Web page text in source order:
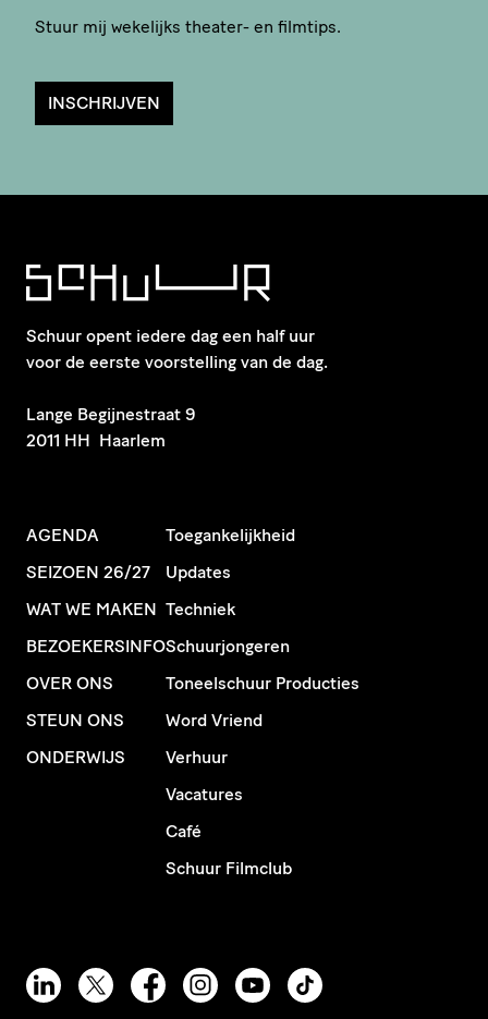
Stuur mij wekelijks theater- en filmtips.
INSCHRIJVEN
Schuur opent iedere dag een half uur
voor de eerste voorstelling van de dag.
​Lange Begijnestraat 9
2011 HH Haarlem
AGENDA
SEIZOEN 26/27
WAT WE MAKEN
BEZOEKERSINFO
OVER ONS
STEUN ONS
ONDERWIJS
Toegankelijkheid
Updates
Techniek
Schuurjongeren
Toneelschuur Producties
Word Vriend
Verhuur
Vacatures
Café
Schuur Filmclub